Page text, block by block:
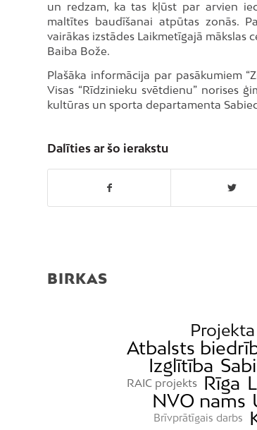
un redzam, ka tas kļūst par arvien
maltītes baudīšanai atpūtas zonās.
vairākas izstādes Laikmetīgajā mākslas
Baiba Bože.
Plašāka informācija par pasākumiem
Visas “Rīdzinieku svētdienu” norises
kultūras un sporta departamenta
Dalīties ar šo ierakstu
BIRKAS
Atbalsts
Izglītība
RAIC projekts Rīga
NVO nams
Brīvprātīgais darbs